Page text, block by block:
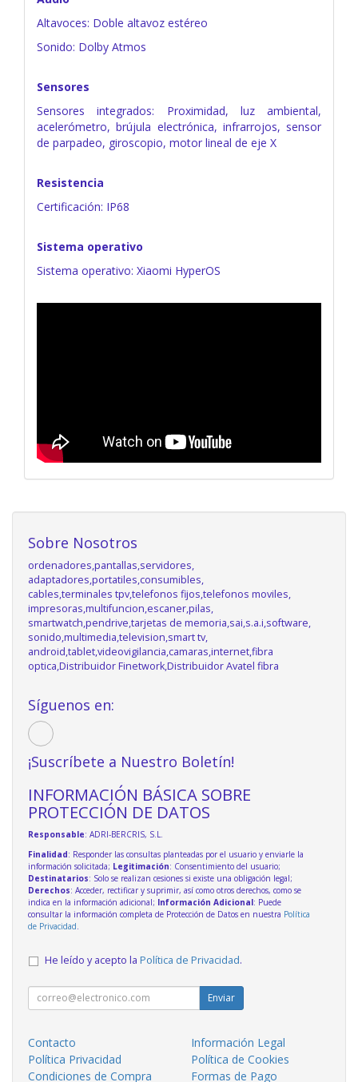
Altavoces: Doble altavoz estéreo
Sonido: Dolby Atmos
Sensores
Sensores integrados: Proximidad, luz ambiental,
acelerómetro, brújula electrónica, infrarrojos, sensor
de parpadeo, giroscopio, motor lineal de eje X
Resistencia
Certificación: IP68
Sistema operativo
Sistema operativo: Xiaomi HyperOS
Sobre Nosotros
ordenadores,pantallas,servidores,
adaptadores,portatiles,consumibles,
cables,terminales tpv,telefonos fijos,telefonos moviles,
impresoras,multifuncion,escaner,pilas,
smartwatch,pendrive,tarjetas de memoria,sai,s.a.i,software,
sonido,multimedia,television,smart tv,
android,tablet,videovigilancia,camaras,internet,fibra
optica,Distribuidor Finetwork,Distribuidor Avatel fibra
Síguenos en:
¡Suscríbete a Nuestro Boletín!
INFORMACIÓN BÁSICA SOBRE
PROTECCIÓN DE DATOS
Responsable: ADRI-BERCRIS, S.L.
Finalidad: Responder las consultas planteadas por el usuario y enviarle la
información solicitada; Legitimación: Consentimiento del usuario;
Destinatarios: Solo se realizan cesiones si existe una obligación legal;
Derechos: Acceder, rectificar y suprimir, así como otros derechos, como se
indica en la información adicional; Información Adicional: Puede
consultar la información completa de Protección de Datos en nuestra Política
de Privacidad.
He leído y acepto la Política de Privacidad.
Enviar
Contacto
Información Legal
Política Privacidad
Política de Cookies
Condiciones de Compra
Formas de Pago